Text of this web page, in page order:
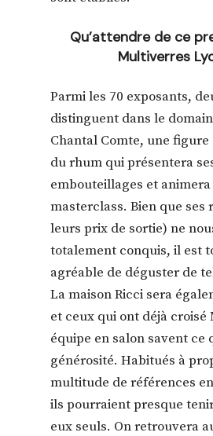
Qu’attendre de ce
Multiverres
Parmi les 70 exposants,
distinguent dans le
Chantal Comte, une
du rhum qui présentera
embouteillages et animera
masterclass. Bien que ses
leurs prix de sortie) ne
totalement conquis, il est
agréable de déguster de
La maisonRicci sera
et ceux qui ont déjà croisé
équipe en salon savent ce
générosité. Habitués à
multitude de références
ils pourraient presque
eux seuls. On retrouvera